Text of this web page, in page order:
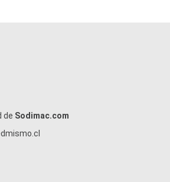
de Sodimac.com